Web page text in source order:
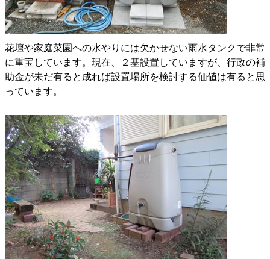
花壇や家庭菜園への水やりには欠かせない雨水タンクで非常
に重宝しています。現在、２基設置していますが、行政の補
助金が未だ有ると成れば設置場所を検討する価値は有ると思
っています。